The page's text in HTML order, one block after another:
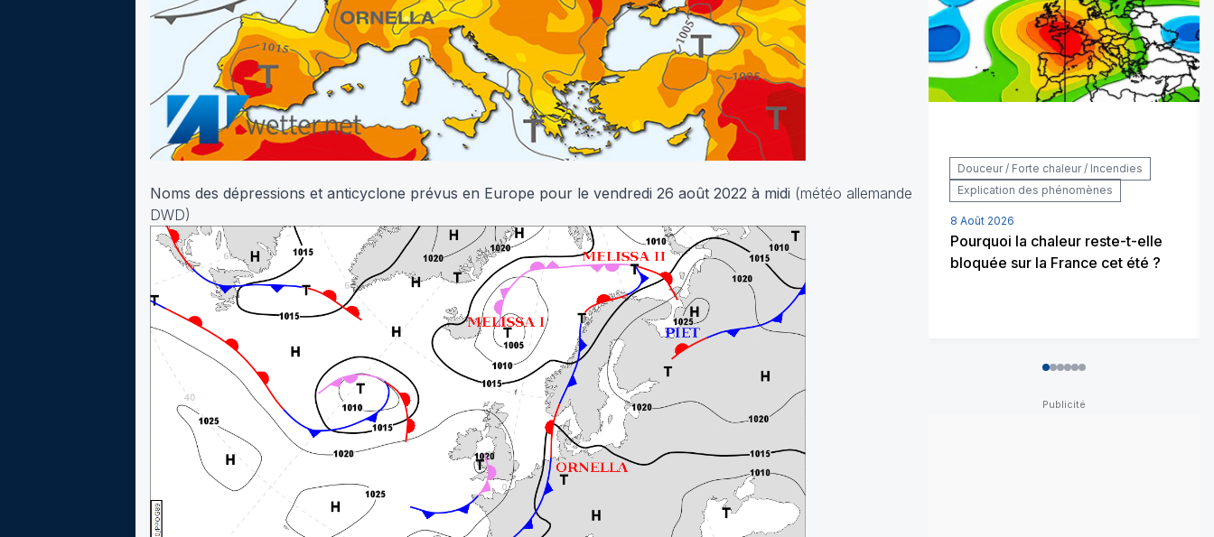
Noms des dépressions et anticyclone prévus en Europe pour le vendredi 26 août 2022 à midi (météo allemande
DWD)
Douceur / Forte chaleur / Incendies
Explication des phénomènes
8 Août 2026
Pourquoi la chaleur reste-t-elle
bloquée sur la France cet été ?
012345